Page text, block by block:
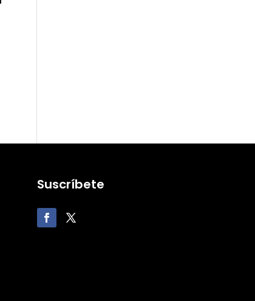
Suscríbete